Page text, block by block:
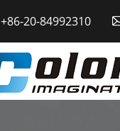
+86-20-84992310